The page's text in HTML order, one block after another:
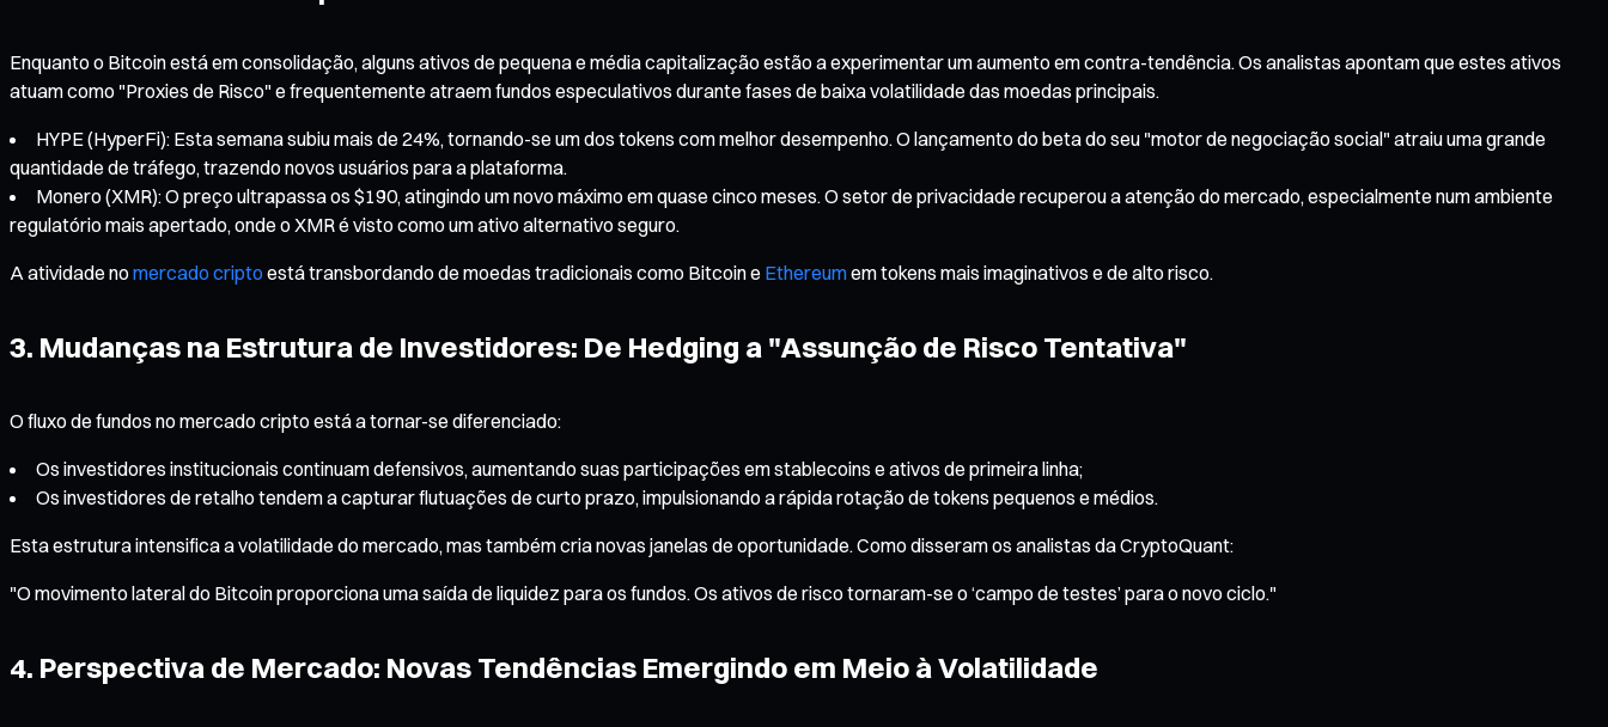
Enquanto o Bitcoin está em consolidação, alguns ativos de pequena e média capitalização estão a experimentar um aumento em contra-tendência. Os analistas apontam que estes ativos
atuam como "Proxies de Risco" e frequentemente atraem fundos especulativos durante fases de baixa volatilidade das moedas principais.
HYPE (HyperFi): Esta semana subiu mais de 24%, tornando-se um dos tokens com melhor desempenho. O lançamento do beta do seu "motor de negociação social" atraiu uma grande
quantidade de tráfego, trazendo novos usuários para a plataforma.
Monero (XMR): O preço ultrapassa os $190, atingindo um novo máximo em quase cinco meses. O setor de privacidade recuperou a atenção do mercado, especialmente num ambiente
regulatório mais apertado, onde o XMR é visto como um ativo alternativo seguro.
A atividade nomercado criptoestá transbordando de moedas tradicionais como Bitcoin e Ethereumem tokens mais imaginativos e de alto risco.
3. Mudanças na Estrutura de Investidores: De Hedging a "Assunção de Risco Tentativa"
O fluxo de fundos no mercado cripto está a tornar-se diferenciado:
Os investidores institucionais continuam defensivos, aumentando suas participações em stablecoins e ativos de primeira linha;
Os investidores de retalho tendem a capturar flutuações de curto prazo, impulsionando a rápida rotação de tokens pequenos e médios.
Esta estrutura intensifica a volatilidade do mercado, mas também cria novas janelas de oportunidade. Como disseram os analistas da CryptoQuant:
"O movimento lateral do Bitcoin proporciona uma saída de liquidez para os fundos. Os ativos de risco tornaram-se o ‘campo de testes’ para o novo ciclo."
4. Perspectiva de Mercado: Novas Tendências Emergindo em Meio à Volatilidade